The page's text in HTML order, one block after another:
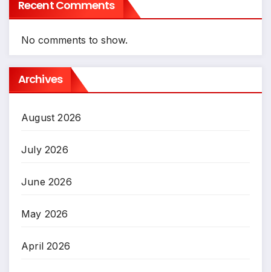
Recent Comments
No comments to show.
Archives
August 2026
July 2026
June 2026
May 2026
April 2026